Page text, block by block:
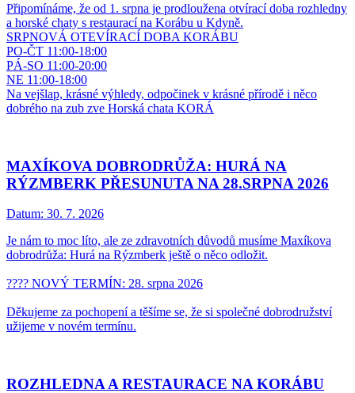
Připomínáme, že od 1. srpna je prodloužena otvírací doba rozhledny
a horské chaty s restaurací na Korábu u Kdyně.
SRPNOVÁ OTEVÍRACÍ DOBA KORÁBU
PO-ČT 11:00-18:00
PÁ-SO 11:00-20:00
NE 11:00-18:00
Na vejšlap, krásné výhledy, odpočinek v krásné přírodě i něco
dobrého na zub zve Horská chata KORÁ
MAXÍKOVA DOBRODRŮŽA: HURÁ NA
RÝZMBERK PŘESUNUTA NA 28.SRPNA 2026
Datum: 30. 7. 2026
Je nám to moc líto, ale ze zdravotních důvodů musíme Maxíkova
dobrodrůža: Hurá na Rýzmberk ještě o něco odložit.
???? NOVÝ TERMÍN: 28. srpna 2026
Děkujeme za pochopení a těšíme se, že si společné dobrodružství
užijeme v novém termínu.
ROZHLEDNA A RESTAURACE NA KORÁBU